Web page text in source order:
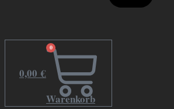
0,00€
0
Warenkorb